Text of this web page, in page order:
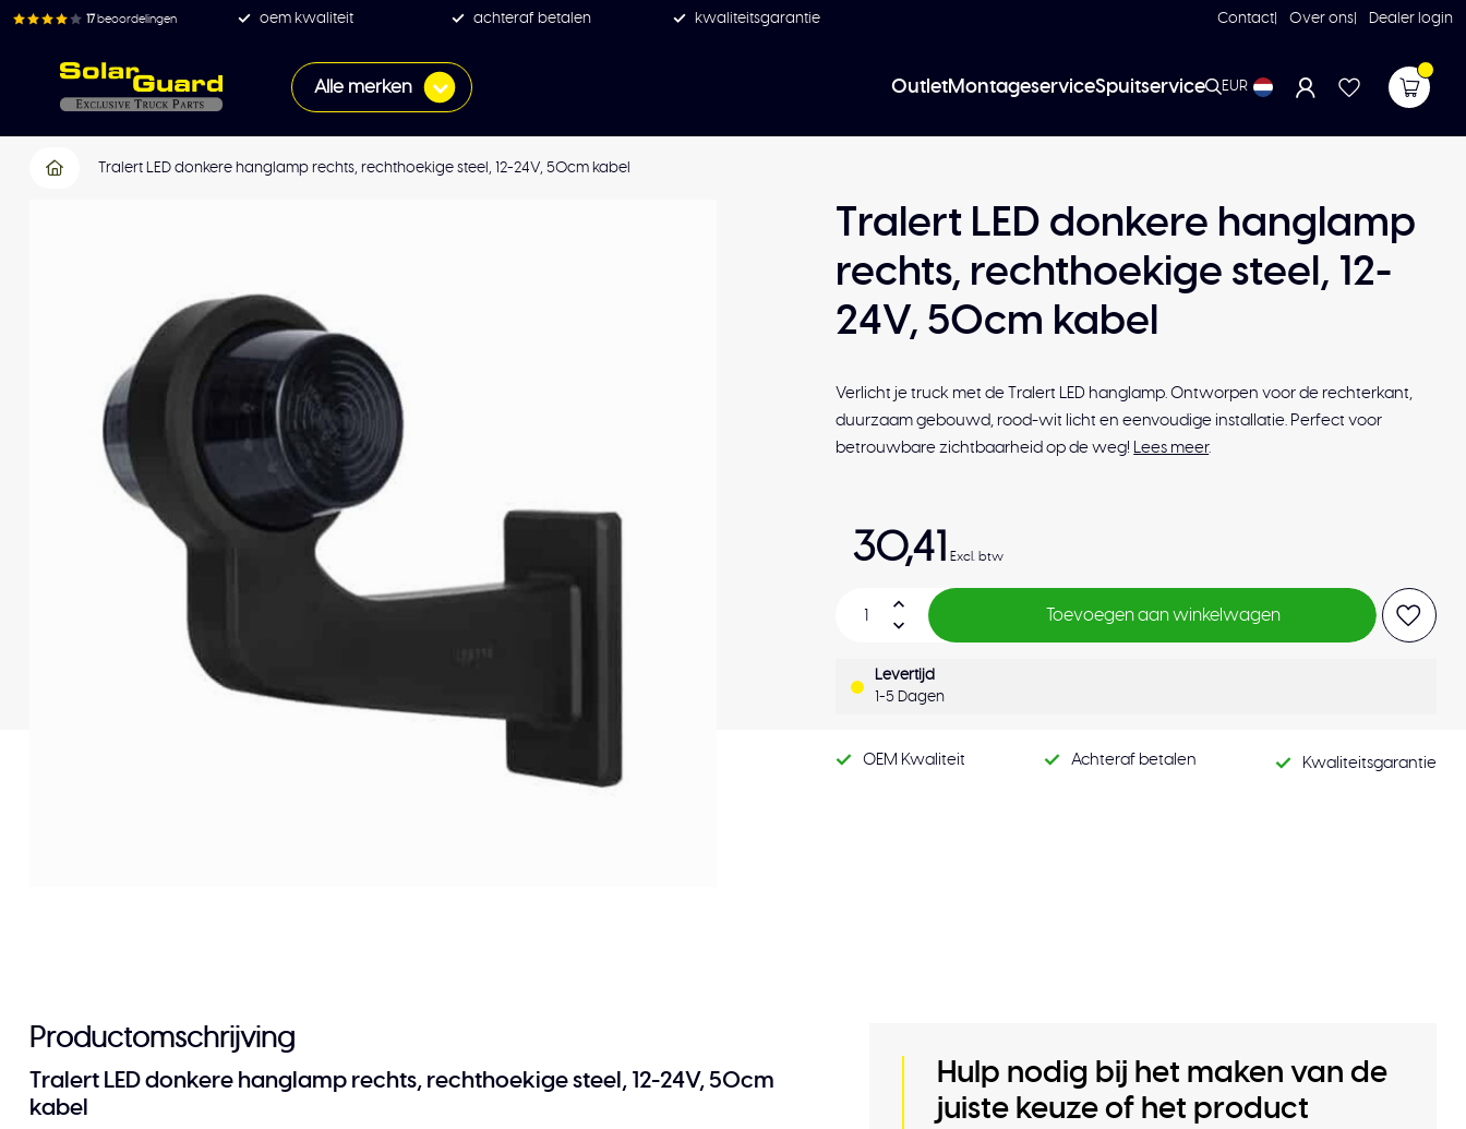
17 beoordelingen oem kwaliteit achteraf betalen kwaliteitsgarantie Contact Over ons Dealer login
Alle merken OutletMontageserviceSpuitservice EUR
Tralert LED donkere hanglamp rechts, rechthoekige steel, 12-24V, 50cm kabel
Tralert LED donkere hanglamp
rechts, rechthoekige steel, 12-
24V, 50cm kabel
Verlicht je truck met de Tralert LED hanglamp. Ontworpen voor de rechterkant,
duurzaam gebouwd, rood-wit licht en eenvoudige installatie. Perfect voor
betrouwbare zichtbaarheid op de weg! Lees meer.
30,41 Excl. btw
Toevoegen aan winkelwagen
Levertijd
1-5 Dagen
OEM Kwaliteit Achteraf betalen Kwaliteitsgarantie
Productomschrijving
Tralert LED donkere hanglamp rechts, rechthoekige steel, 12-24V, 50cm
kabel
Hulp nodig bij het maken van de
juiste keuze of het product